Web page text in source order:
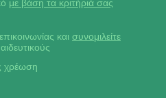
με βάση τα κριτήριά σας
και συνομιλείτε
χρέωση